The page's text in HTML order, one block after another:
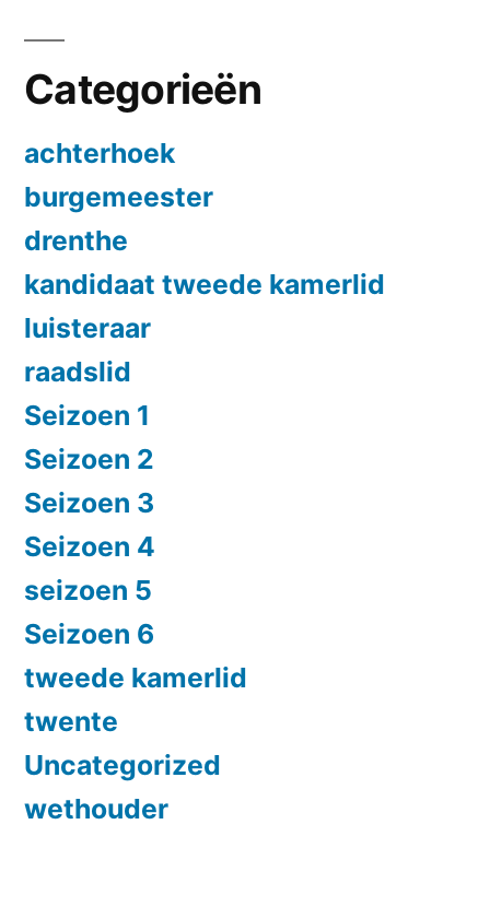
Categorieën
achterhoek
burgemeester
drenthe
kandidaat tweede kamerlid
luisteraar
raadslid
Seizoen 1
Seizoen 2
Seizoen 3
Seizoen 4
seizoen 5
Seizoen 6
tweede kamerlid
twente
Uncategorized
wethouder